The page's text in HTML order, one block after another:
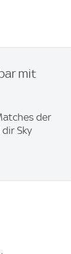
mit
der
Sky